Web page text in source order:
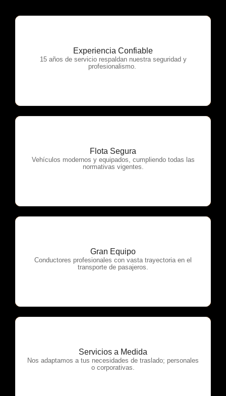
Experiencia Confiable
15 años de servicio respaldan nuestra seguridad y
profesionalismo.
OTP Servicios
Flota Segura
Vehículos modernos y equipados, cumpliendo todas las
normativas vigentes.
OTP Servicios
Gran Equipo
Conductores profesionales con vasta trayectoria en el
transporte de pasajeros.
OTP Servicios
Servicios a Medida
Nos adaptamos a tus necesidades de traslado; personales
o corporativas.
OTP Servicios